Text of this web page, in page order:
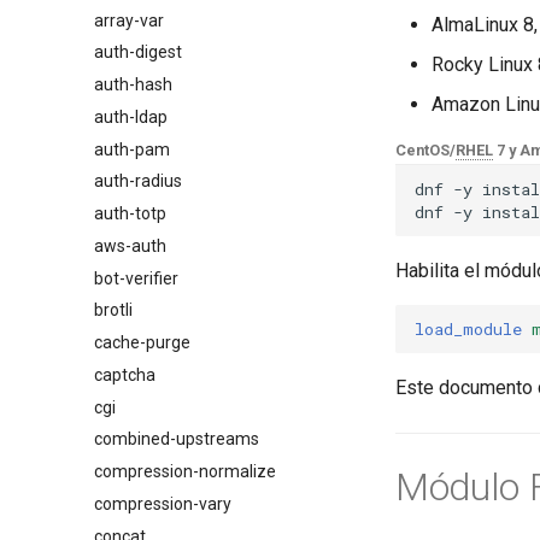
$browser_name
$browser_version
$device_brand
$device_json
$device_model
$device_type
$is_ai_crawler
$is_bot
$is_console
$is_desktop
$is_mobile
$is_tablet
$is_wearable
$os_family
$os_name
$os_version
array-var
auth-digest
auth-hash
auth-ldap
auth-pam
auth-radius
auth-totp
aws-auth
bot-verifier
brotli
cache-purge
captcha
cgi
combined-upstreams
compression-normalize
compression-vary
concat
AlmaLinux
Rocky Linux
Amazon
CentOS/RHEL 7 y
dnf -y
dnf -y
Habilita el
load_module
Este
Módulo